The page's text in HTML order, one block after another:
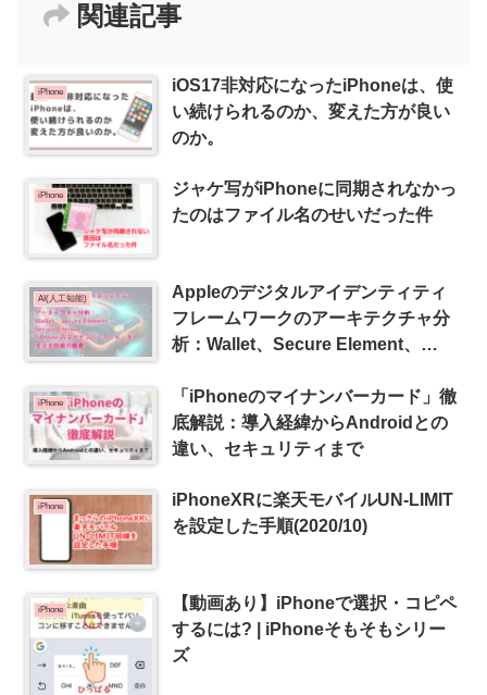
関連記事
iPhone
iOS17非対応になったiPhoneは、使
い続けられるのか、変えた方が良い
のか。
iPhone
ジャケ写がiPhoneに同期されなかっ
たのはファイル名のせいだった件
AI(人工知能)
Appleのデジタルアイデンティティ
フレームワークのアーキテクチャ分
析：Wallet、Secure Element、
ンバーカード」を支える技術の概要
iPhone
「iPhoneのマイナンバーカード」徹
底解説：導入経緯からAndroidとの
違い、セキュリティまで
iPhone
iPhoneXRに楽天モバイルUN-LIMIT
を設定した手順(2020/10)
iPhone
【動画あり】iPhoneで選択・コピペ
するには? | iPhoneそもそもシリー
ズ